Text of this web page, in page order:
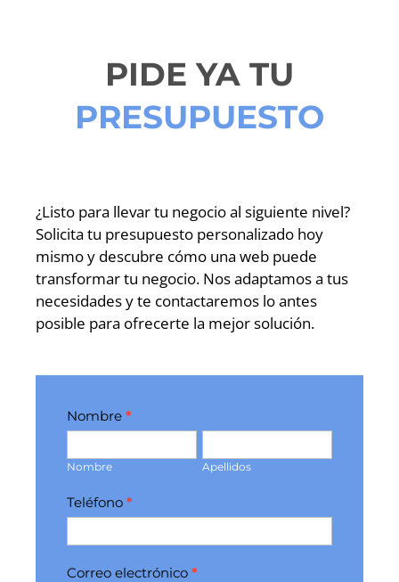
PIDE YA TU
PRESUPUESTO
¿Listo para llevar tu negocio al siguiente nivel?
Solicita tu presupuesto personalizado hoy
mismo y descubre cómo una web puede
transformar tu negocio. Nos adaptamos a tus
necesidades y te contactaremos lo antes
posible para ofrecerte la mejor solución.
Formulario
inicio
Nombre *
Nombre Apellidos
Teléfono *
Correo electrónico *